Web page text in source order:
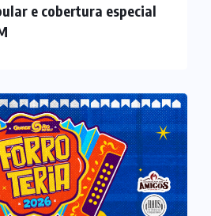
e cobertura especial